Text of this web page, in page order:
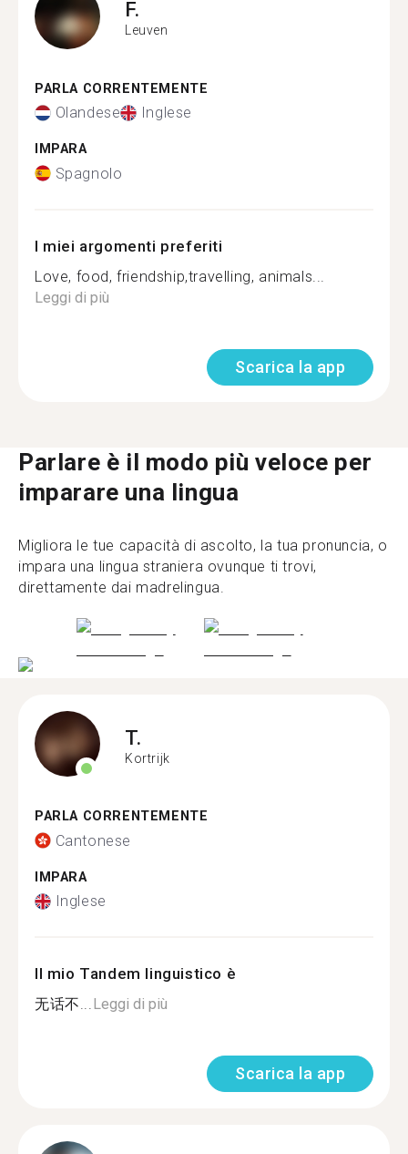
F.
Leuven
PARLA CORRENTEMENTE
Olandese Inglese
IMPARA
Spagnolo
I miei argomenti preferiti
Love, food, friendship,travelling, animals...
Leggi di più
Scarica la app
Parlare è il modo più veloce per
imparare una lingua
Migliora le tue capacità di ascolto, la tua pronuncia, o
impara una lingua straniera ovunque ti trovi,
direttamente dai madrelingua.
T.
Kortrijk
PARLA CORRENTEMENTE
Cantonese
IMPARA
Inglese
Il mio Tandem linguistico è
无话不...Leggi di più
Scarica la app